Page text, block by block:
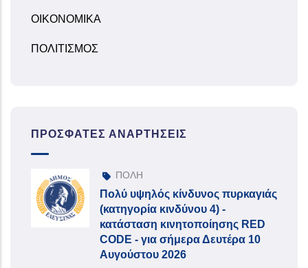
ΟΙΚΟΝΟΜΙΚΑ
ΠΟΛΙΤΙΣΜΟΣ
ΠΡΌΣΦΑΤΕΣ ΑΝΑΡΤΉΣΕΙΣ
ΠΟΛΗ
Πολύ υψηλός κίνδυνος πυρκαγιάς
(κατηγορία κινδύνου 4) -
κατάσταση κινητοποίησης RED
CODE - για σήμερα Δευτέρα 10
Αυγούστου 2026